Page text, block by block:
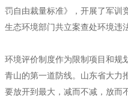
罚自由裁量标准》，开展了军训
生态环境部门共立案查处环境违
环境评价制度作为限制项目和规
青山的第一道防线。山东省大力
要放开到最大，减而不减，放而